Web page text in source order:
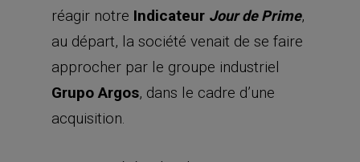
réagir notre Indicateur Jour de Prime,
au départ, la société venait de se faire
approcher par le groupe industriel
Grupo Argos, dans le cadre d’une
acquisition.